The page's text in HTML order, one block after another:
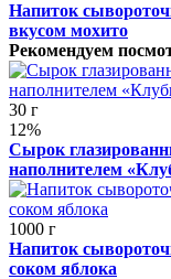
Напиток
вкусом мохито
Рекомендуем
30 г
12%
Сырок
наполнителем
1000 г
Напиток
соком яблока